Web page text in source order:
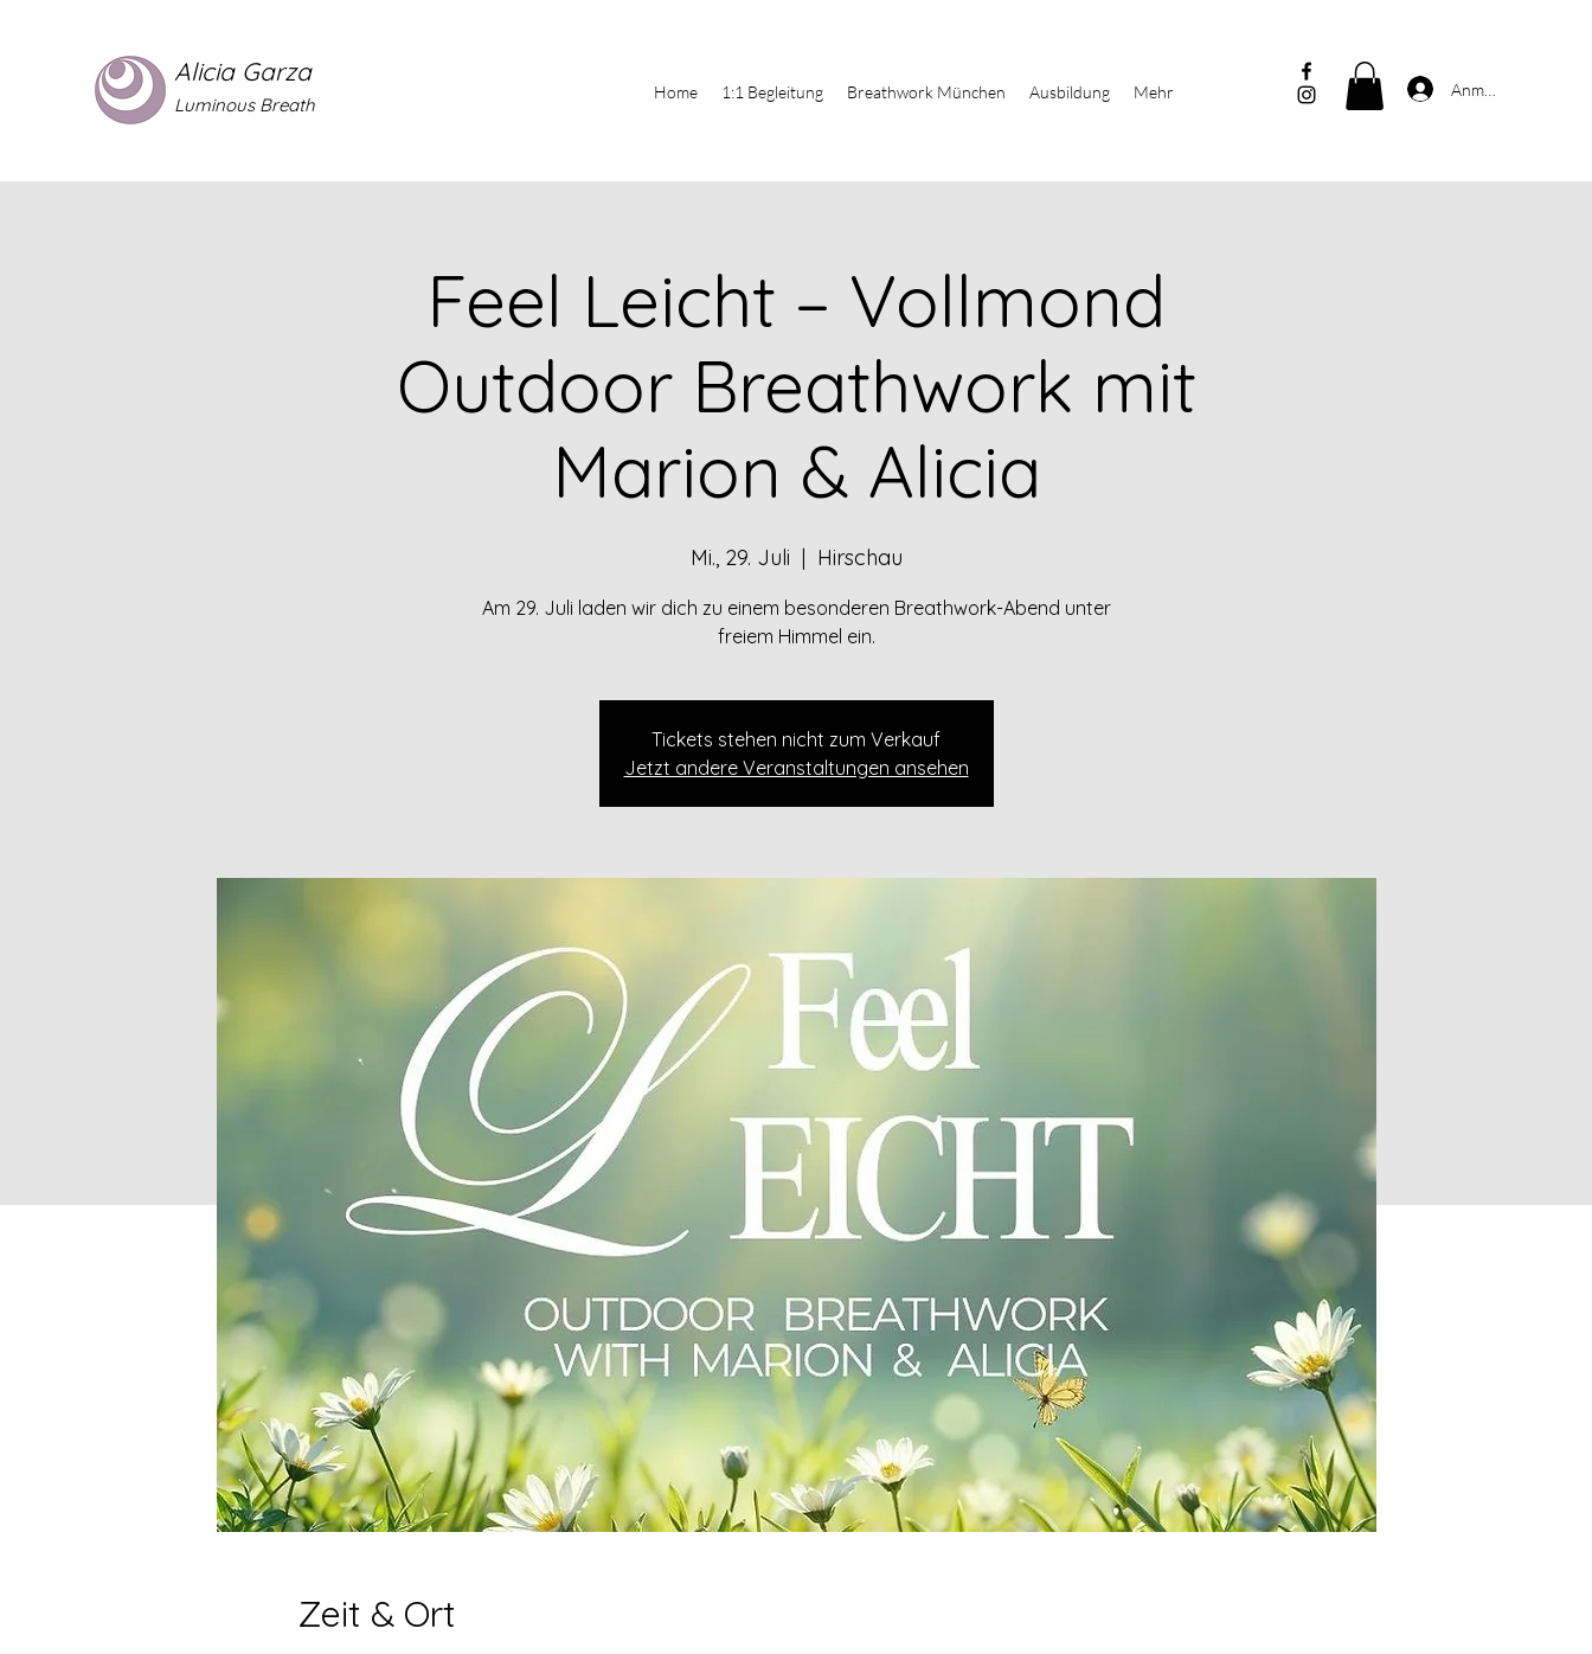
Alicia Garza
Luminous Breath
Home 1:1 Begleitung Breathwork München Ausbildung Mehr Anmelden
Feel Leicht – Vollmond
Outdoor Breathwork mit
Marion & Alicia
Mi., 29. Juli
  |
Hirschau
Am 29. Juli laden wir dich zu einem besonderen Breathwork-Abend unter
freiem Himmel ein.
Tickets stehen nicht zum Verkauf
Jetzt andere Veranstaltungen ansehen
Zeit & Ort